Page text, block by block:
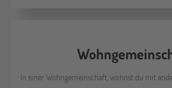
In einer Wohngemeinschaft, wohnst du mit